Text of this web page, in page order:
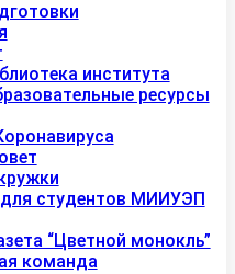
института
ресурсы
студентов МИИУЭП
“Цветной монокль”
команда